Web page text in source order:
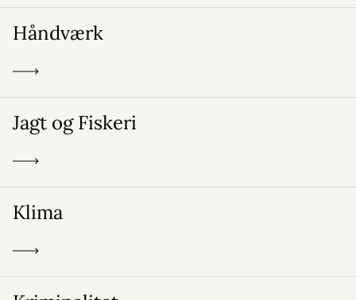
Håndværk
Jagt og Fiskeri
Klima